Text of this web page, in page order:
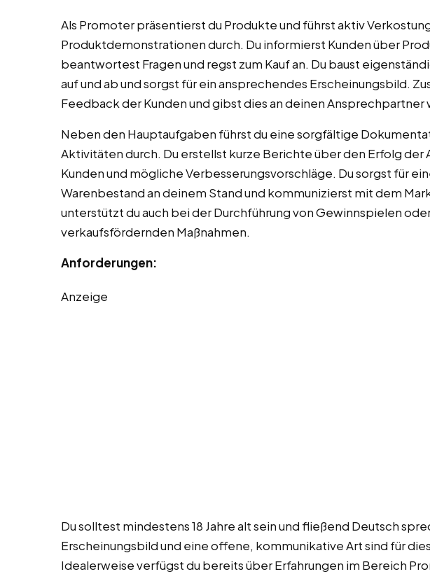
Als Promoter präsentierst du Produkte und führst aktiv
Produktdemonstrationen durch. Du informierst Kunden über
beantwortest Fragen und regst zum Kauf an. Du baust
auf und ab und sorgst für ein ansprechendes Erscheinungsbild.
Feedback der Kunden und gibst dies an deinen Ansprechpartner
Neben den Hauptaufgaben führst du eine sorgfältige
Aktivitäten durch. Du erstellst kurze Berichte über den Erfolg der
Kunden und mögliche Verbesserungsvorschläge. Du sorgst für
Warenbestand an deinem Stand und kommunizierst mit dem
unterstützt du auch bei der Durchführung von Gewinnspielen
verkaufsfördernden Maßnahmen.
Anforderungen:
Anzeige
Du solltest mindestens 18 Jahre alt sein und fließend Deutsch
Erscheinungsbild und eine offene, kommunikative Art sind für
Idealerweise verfügst du bereits über Erfahrungen im Bereich